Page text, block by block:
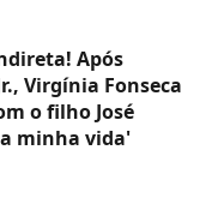
Após
Virgínia Fonseca
o filho José
minha vida'